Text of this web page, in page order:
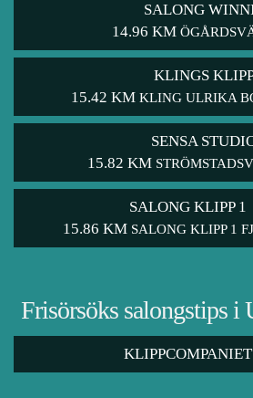
SALONG
14.96 KM
KLINGS
15.42 KM KLING ULRIKA
SENSA
15.82 KM
SALONG KLIPP 1
15.86 KM SALONG KLIPP 1
Frisörsöks salongstips i
KLIPPCOMPANIET